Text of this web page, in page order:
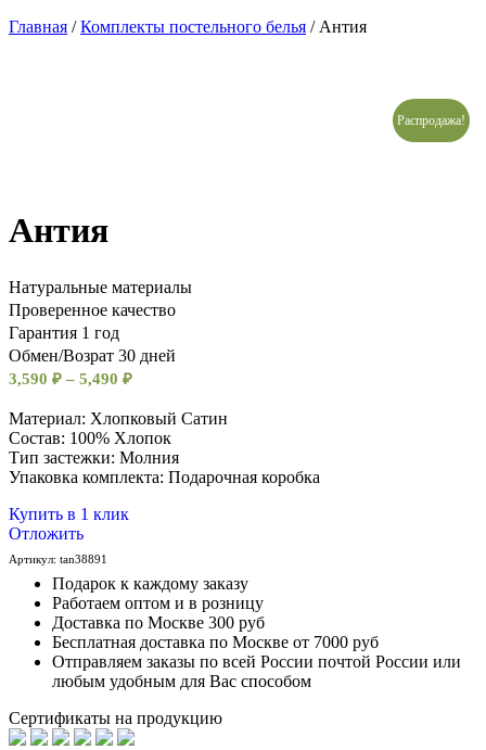
Главная /Комплекты постельного белья / Антия
Распродажа!
Антия
Натуральные материалы
Проверенное качество
Гарантия 1 год
Обмен/Возрат 30 дней
3,590 ₽ – 5,490 ₽
Материал: Хлопковый Сатин
Состав: 100% Хлопок
Тип застежки: Молния
Упаковка комплекта: Подарочная коробка
Купить в 1 клик
Отложить
Артикул: tan38891
Подарок к каждому заказу
Работаем оптом и в розницу
Доставка по Москве 300 руб
Бесплатная доставка по Москве от 7000 руб
Отправляем заказы по всей России почтой России или
любым удобным для Вас способом
Сертификаты на продукцию